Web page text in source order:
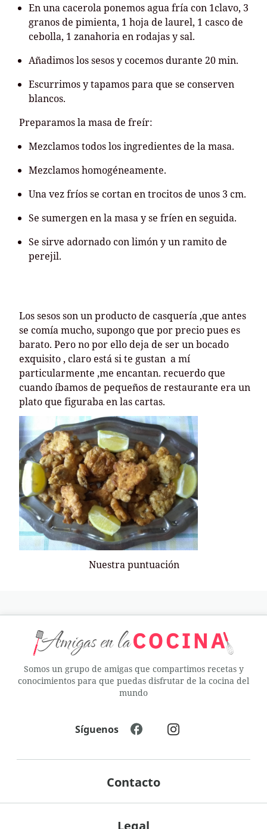
En una cacerola ponemos agua fría con 1clavo, 3
granos de pimienta, 1 hoja de laurel, 1 casco de
cebolla, 1 zanahoria en rodajas y sal.
Añadimos los sesos y cocemos durante 20 min.
Escurrimos y tapamos para que se conserven
blancos.
Preparamos la masa de freír:
Mezclamos todos los ingredientes de la masa.
Mezclamos homogéneamente.
Una vez fríos se cortan en trocitos de unos 3 cm.
Se sumergen en la masa y se fríen en seguida.
Se sirve adornado con limón y un ramito de
perejil.
Los sesos son un producto de casquería ,que antes
se comía mucho, supongo que por precio pues es
barato. Pero no por ello deja de ser un bocado
exquisito , claro está si te gustan a mí
particularmente ,me encantan. recuerdo que
cuando íbamos de pequeños de restaurante era un
plato que figuraba en las cartas.
Nuestra puntuación
Somos un grupo de amigas que compartimos recetas y
conocimientos para que puedas disfrutar de la cocina del
mundo
Contacto
Síguenos